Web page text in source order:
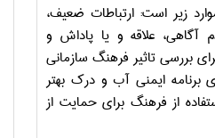
زیر است: ارتباطات ضعیف،
آگاهی، علاقه و یا پاداش و
بررسی تاثیر فرهنگ سازمانی
برنامه ایمنی آب و درک بهتر
از فرهنگ برای حمایت از